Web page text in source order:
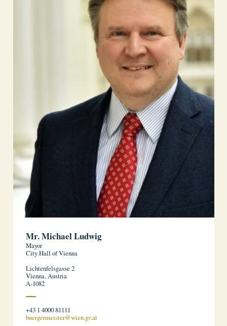
Mr. Michael Ludwig
Mayor
City Hall of Vienna
Lichtenfelsgasse 2
Vienna, Austria
A-1082
+43 1 4000 81111
buergermeister@wien.gv.at